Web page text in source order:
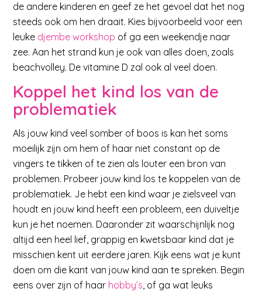
de andere kinderen en geef ze het gevoel dat het nog
steeds ook om hen draait. Kies bijvoorbeeld voor een
leuke djembe workshop of ga een weekendje naar
zee. Aan het strand kun je ook van alles doen, zoals
beachvolley. De vitamine D zal ook al veel doen.
Koppel het kind los van de
problematiek
Als jouw kind veel somber of boos is kan het soms
moeilijk zijn om hem of haar niet constant op de
vingers te tikken of te zien als louter een bron van
problemen. Probeer jouw kind los te koppelen van de
problematiek. Je hebt een kind waar je zielsveel van
houdt en jouw kind heeft een probleem, een duiveltje
kun je het noemen. Daaronder zit waarschijnlijk nog
altijd een heel lief, grappig en kwetsbaar kind dat je
misschien kent uit eerdere jaren. Kijk eens wat je kunt
doen om die kant van jouw kind aan te spreken. Begin
eens over zijn of haar hobby’s, of ga wat leuks